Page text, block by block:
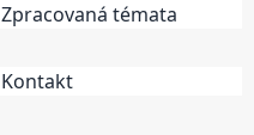
Zpracovaná témata
Kontakt